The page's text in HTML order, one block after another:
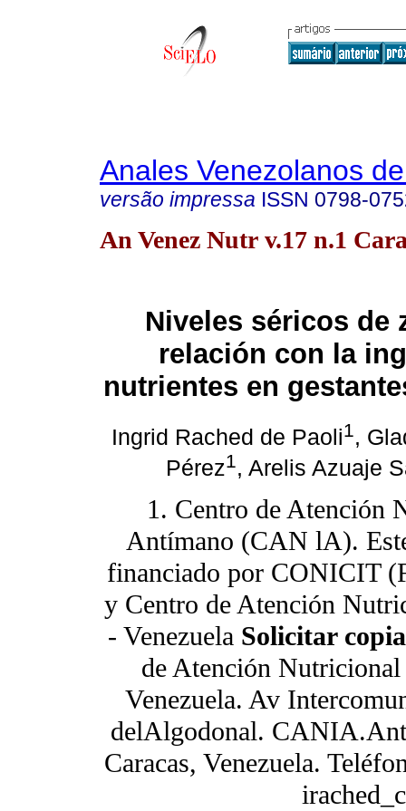
Anales Venezolanos
versão impressa ISSN 0798-
An Venez Nutr v.17 n.1
Niveles séricos de
relación con la
nutrientes en
Ingrid Rached de Paoli1,
Pérez1, Arelis Azuaje
1. Centro de Atención
Antímano (CAN lA).
financiado por CONICIT
y Centro de Atención
- Venezuela Solicitar
de Atención
Venezuela. Av
delAlgodonal.
Caracas, Venezuela.